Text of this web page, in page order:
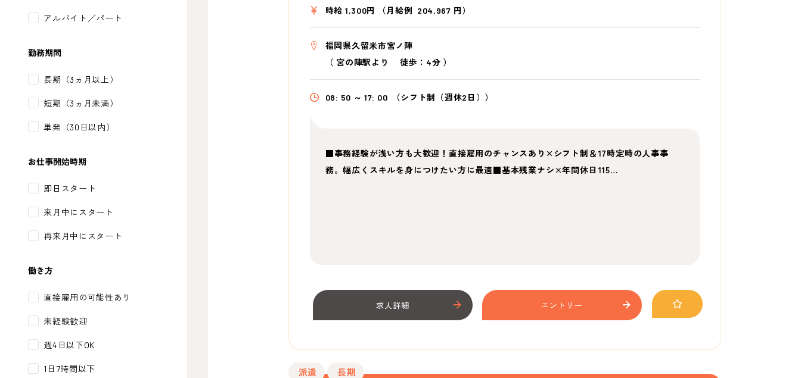
アルバイト／パート
勤務期間
長期（3ヵ月以上）
短期（3ヵ月未満）
単発（30日以内）
お仕事開始時期
即日スタート
来月中にスタート
再来月中にスタート
働き方
直接雇用の可能性あり
未経験歓迎
週4日以下OK
1日7時間以下
時給 1,300円 （月給例 204,967 円）
福岡県久留米市宮ノ陣
（ 宮の陣駅より 徒歩：4分 ）
08: 50 ～ 17: 00 （シフト制（週休2日））
■事務経験が浅い方も大歓迎！直接雇用のチャンスあり×シフト制＆17時定時の人事事
務。幅広くスキルを身につけたい方に最適■基本残業ナシ×年間休日115…
求人詳細 エントリー
派遣 長期